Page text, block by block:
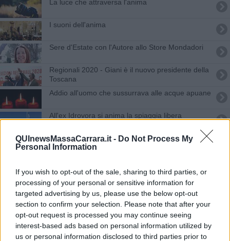
QUInewsMassaCarrara.it - Do Not Process My
Personal Information
If you wish to opt-out of the sale, sharing to third parties, or
processing of your personal or sensitive information for
targeted advertising by us, please use the below opt-out
section to confirm your selection. Please note that after your
opt-out request is processed you may continue seeing
interest-based ads based on personal information utilized by
us or personal information disclosed to third parties prior to
La luce che attraversa l'anima
I suoni dell'anima
Sere d'Estate con l'Autore allo Store Mondadori
Regionali 2020 - Giani è il nuovo presidente della
Toscana
Addio all'uomo che sussurrava alle acque apuane
All'ex Idrovora si anima la spiaggia libera
Medici di base e salute dell'anima nel seminario
Agricosmetica o formaggi sul mare, assegnati gli
Oscar Green
Attrattiva e aperta al mondo, identikit della
Toscana
L'arte di sera, ecco la Notte europea dei Musei